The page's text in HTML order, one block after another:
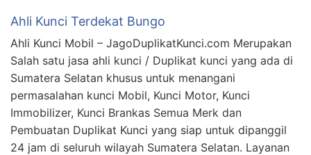
Ahli Kunci Terdekat Bungo
Ahli Kunci Mobil – JagoDuplikatKunci.com Merupakan
Salah satu jasa ahli kunci / Duplikat kunci yang ada di
Sumatera Selatan khusus untuk menangani
permasalahan kunci Mobil, Kunci Motor, Kunci
Immobilizer, Kunci Brankas Semua Merk dan
Pembuatan Duplikat Kunci yang siap untuk dipanggil
24 jam di seluruh wilayah Sumatera Selatan. Layanan